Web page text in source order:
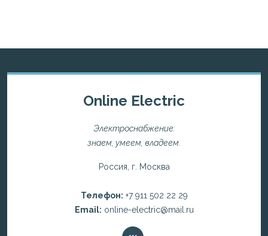
Online Electric
Электроснабжение:
знаем, умеем, владеем.
Россия, г. Москва
Телефон: +7 911 502 22 29
Email: online-electric@mail.ru